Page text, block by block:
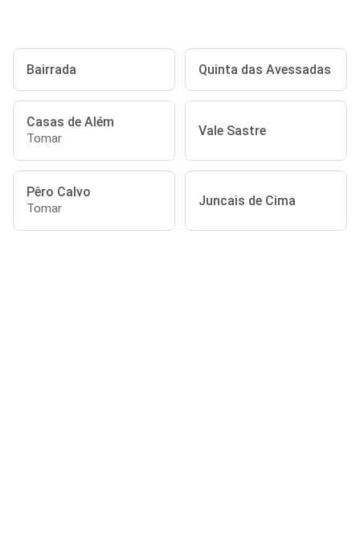
Bairrada Quinta das Avessadas
Casas de Além
Tomar Vale Sastre
Pêro Calvo
Tomar Juncais de Cima